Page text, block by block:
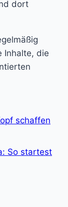
dort
Inhalte, die
schaffen
So startest